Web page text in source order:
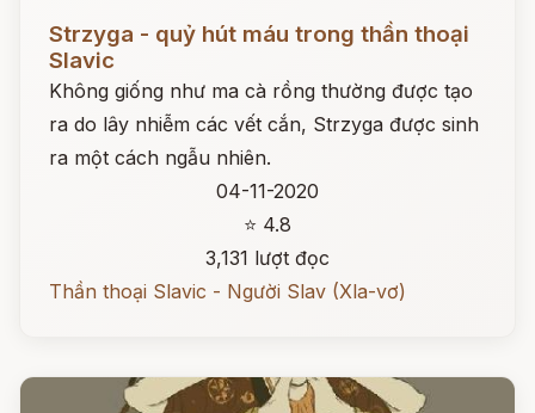
Strzyga - quỷ hút máu trong thần thoại
Slavic
Không giống như ma cà rồng thường được tạo
ra do lây nhiễm các vết cắn, Strzyga được sinh
ra một cách ngẫu nhiên.
04-11-2020
⭐ 4.8
3,131 lượt đọc
Thần thoại Slavic - Người Slav (Xla-vơ)